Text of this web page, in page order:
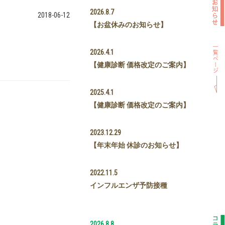
2018-06-12
2026.8.7
【お盆休みのお知らせ】
2026.4.1
【健康診断 価格改定のご案内】
2025.4.1
【健康診断 価格改定のご案内】
2023.12.29
【年末年始 休診のお知らせ】
2022.11.5
インフルエンザ予防接種